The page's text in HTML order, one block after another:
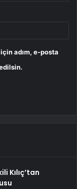
adım, e-posta
Kılıç’tan